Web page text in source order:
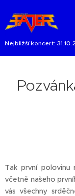
Nejbližší koncert:
Tak první polovinu
včetně našeho
vás všechny